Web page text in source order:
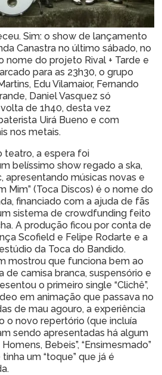
Sim: o show de lançamento
Canastra no último sábado, no
nome do projeto Rival + Tarde e
para as 23h30, o grupo
Edu Vilamaior, Fernando
Daniel Vasquez só
de 1h40, desta vez
Uirá Bueno e com
nos metais.
teatro, a espera foi
belíssimo show regado a ska,
apresentando músicas novas e
Mim” (Toca Discos) é o nome do
financiado com a ajuda de fãs
sistema de crowdfunding feito
A produção ficou por conta de
Scofield e Felipe Rodarte e a
da Toca do Bandido.
mostrou que funciona bem ao
de camisa branca, suspensório e
o primeiro single “Clichê”,
em animação que passava no
de mau agouro, a experiência
o novo repertório (que incluía
sendo apresentadas há algum
Bebeis”, “Ensimesmado”
um “toque” que já é